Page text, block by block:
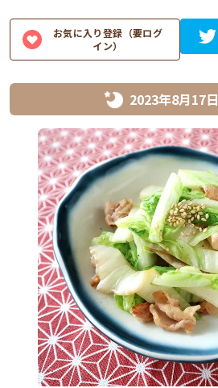
お気に入り登録（要ログ
イン）
2023年8月17日